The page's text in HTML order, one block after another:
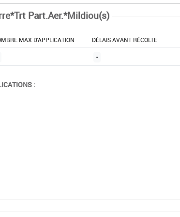
Part.Aer.*Mildiou(s)
MAX D'APPLICATION DÉLAIS AVANT RÉCOLTE
-
: